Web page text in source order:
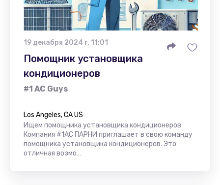
19 декабря 2024 г. 11:01
Помощник установщика
кондиционеров
#1 AC Guys
Los Angeles, CA US
Ищем помощника установщика кондиционеров
Компания #1AC ПАРНИ приглашает в свою команду
помощника установщика кондиционеров. Это
отличная возмо…